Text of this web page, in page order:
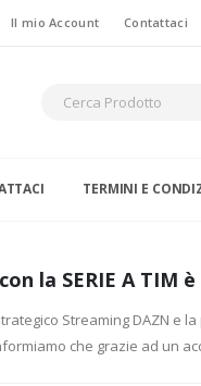
Il mio Account Contattaci
TERMINI E
la SERIE A TIM
Streaming DAZN e
che grazie ad un